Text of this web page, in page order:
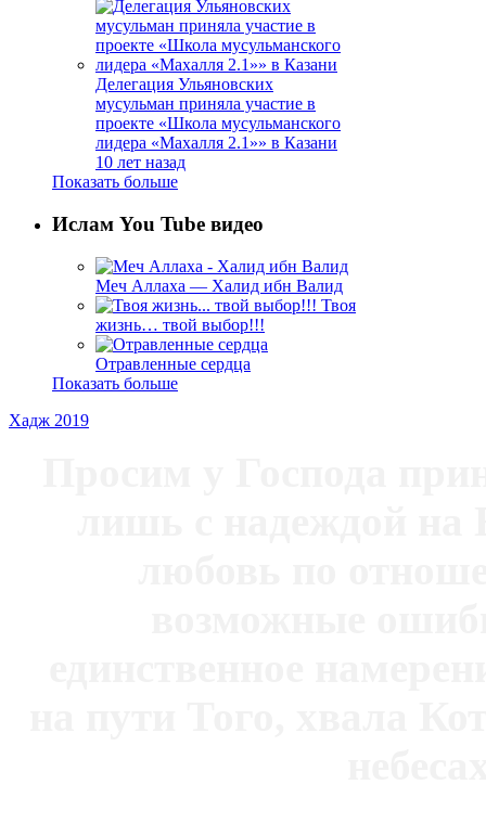
Делегация Ульяновских
мусульман приняла участие в
проекте «Школа мусульманского
лидера «Махалля 2.1»» в Казани
10 лет назад
Показать больше
Ислам You Tube видео
Меч Аллаха — Халид ибн Валид
Твоя
жизнь… твой выбор!!!
Отравленные сердца
Показать больше
Хадж 2019